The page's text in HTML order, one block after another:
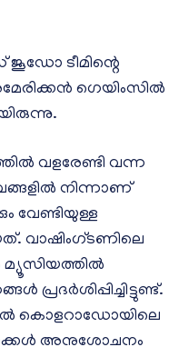
ജൂഡോ ടീമിന്റെ
ഗെയിംസിൽ
വളരേണ്ടി വന്ന
നിന്നാണ്
വേണ്ടിയുള്ള
വാഷിംഗ്ടണിലെ
പ്രദർശിപ്പിച്ചിട്ടുണ്ട്.
കൊളറാഡോയിലെ
അനുശോചനം